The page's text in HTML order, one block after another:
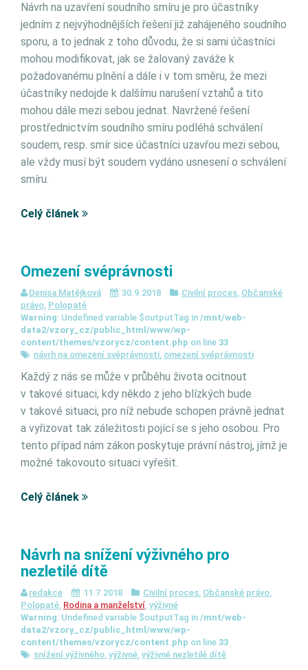
Návrh na uzavření soudního smíru je pro účastníky
jedním z nejvýhodnějších řešení již zahájeného soudního
sporu, a to jednak z toho důvodu, že si sami účastníci
mohou modifikovat, jak se žalovaný zaváže k
požadovanému plnění a dále i v tom směru, že mezi
účastníky nedojde k dalšímu narušení vztahů a tito
mohou dále mezi sebou jednat. Navržené řešení
prostřednictvím soudního smíru podléhá schválení
soudem, resp. smír sice účastníci uzavřou mezi sebou,
ale vždy musí být soudem vydáno usnesení o schválení
smíru.
Celý článek
Omezení svéprávnosti
Denisa Matějková 30.9.2018 Civilní proces, Občanské
právo, Polopatě
Warning: Undefined variable $outputTag in /mnt/web-
data2/vzory_cz/public_html/www/wp-
content/themes/vzorycz/content.php on line 33
návrh na omezení svéprávnosti, omezení svéprávnosti
Každý z nás se může v průběhu života ocitnout
v takové situaci, kdy někdo z jeho blízkých bude
v takové situaci, pro níž nebude schopen právně jednat
a vyřizovat tak záležitosti pojící se s jeho osobou. Pro
tento případ nám zákon poskytuje právní nástroj, jímž je
možné takovouto situaci vyřešit.
Celý článek
Návrh na snížení výživného pro
nezletilé dítě
redakce 11.7.2018 Civilní proces, Občanské právo,
Polopatě, Rodina a manželství, výživné
Warning: Undefined variable $outputTag in /mnt/web-
data2/vzory_cz/public_html/www/wp-
content/themes/vzorycz/content.php on line 33
snížení výživného, výživné, výživné nezletilé dítě